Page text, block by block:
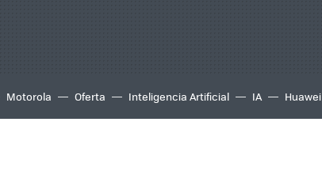
Motorola Oferta Inteligencia Artificial IA Huawei